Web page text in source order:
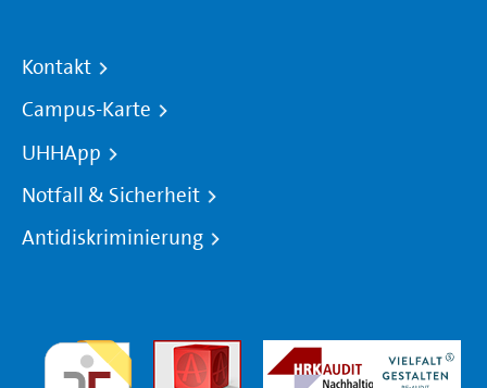
Kontakt
Campus-Karte
UHHApp
Notfall & Sicherheit
Antidiskriminierung